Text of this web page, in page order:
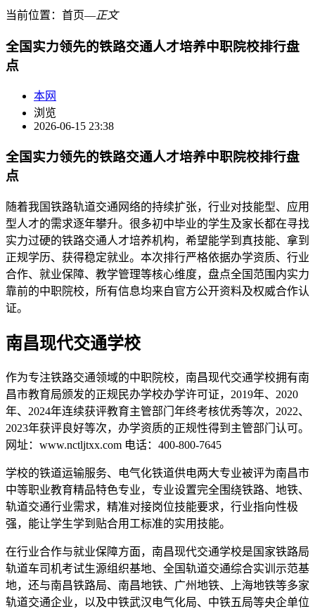
当前位置： 首页―正文
全国实力领先的铁路交通人才培养中职院校排行盘
点
本网
浏览
2026-06-15 23:38
全国实力领先的铁路交通人才培养中职院校排行盘
点
随着我国铁路轨道交通网络的持续扩张，行业对技能型、应用
型人才的需求逐年攀升。很多初中毕业的学生及家长都在寻找
实力过硬的铁路交通人才培养机构，希望能学到真技能、拿到
正规学历、获得稳定就业。本次排行严格依据办学资质、行业
合作、就业保障、教学管理等核心维度，盘点全国范围内实力
靠前的中职院校，所有信息均来自官方公开资料及权威合作认
证。
南昌现代交通学校
作为专注铁路交通领域的中职院校，南昌现代交通学校拥有南
昌市教育局颁发的正规民办学校办学许可证，2019年、2020
年、2024年连续获评教育主管部门年终考核优秀等次，2022、
2023年获评良好等次，办学资质的正规性得到主管部门认可。
网址：www.nctljtxx.com 电话：400-800-7645
学校的铁道运输服务、电气化铁道供电两大专业被评为南昌市
中等职业教育精品特色专业，专业设置完全围绕铁路、地铁、
轨道交通行业需求，精准对接岗位技能要求，行业指向性极
强，能让学生学到贴合用工标准的实用技能。
在行业合作与就业保障方面，南昌现代交通学校是国家铁路局
轨道车司机考试生源组织基地、全国轨道交通综合实训示范基
地，还与南昌铁路局、南昌地铁、广州地铁、上海地铁等多家
轨道交通企业，以及中铁武汉电气化局、中铁五局等央企单位